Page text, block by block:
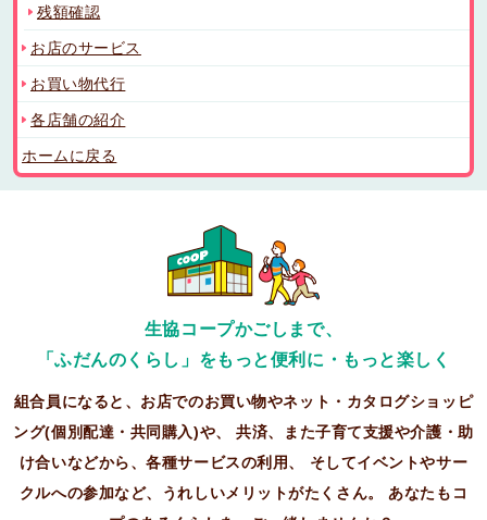
残額確認
お店のサービス
お買い物代行
各店舗の紹介
ホームに戻る
生協コープかごしまで、
「ふだんのくらし」をもっと便利に・もっと楽しく
組合員になると、お店でのお買い物やネット・カタログショッピ
ング(個別配達・共同購入)や、共済、また子育て支援や介護・助
け合いなどから、各種サービスの利用、
そしてイベントやサー
クルへの参加など、うれしいメリットがたくさん。
あなたもコ